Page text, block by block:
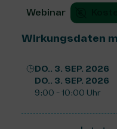
Webinar
Wirkungsdaten
DO.. 3. SEP. 2026
DO.. 3. SEP. 2026
9:00 - 10:00 Uhr